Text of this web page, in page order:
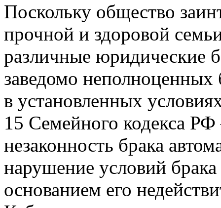
Поскольку общество
прочной и здоровой
различные юридические
заведомо неполноценных
в установленных
15 Семейного кодекса
незаконность брака
нарушение условий брака
основанием его